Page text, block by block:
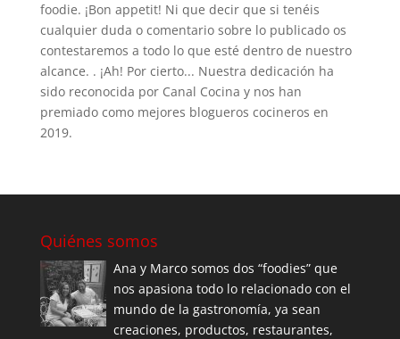
foodie. ¡Bon appetit! Ni que decir que si tenéis
cualquier duda o comentario sobre lo publicado os
contestaremos a todo lo que esté dentro de nuestro
alcance. . ¡Ah! Por cierto... Nuestra dedicación ha
sido reconocida por Canal Cocina y nos han
premiado como mejores blogueros cocineros en
2019.
Quiénes somos
Ana y Marco somos dos “foodies” que
nos apasiona todo lo relacionado con el
mundo de la gastronomía, ya sean
creaciones, productos, restaurantes,